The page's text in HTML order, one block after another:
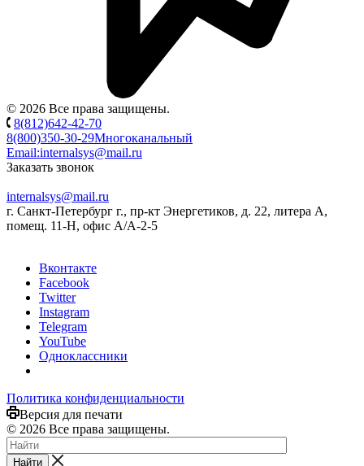
© 2026 Все права защищены.
8(812)642-42-70
8(800)350-30-29Многоканальный
Email:internalsys@mail.ru
Заказать звонок
internalsys@mail.ru
г. Санкт-Петербург г., пр-кт Энергетиков, д. 22, литера А,
помещ. 11-Н, офис А/А-2-5
Вконтакте
Facebook
Twitter
Instagram
Telegram
YouTube
Одноклассники
Политика конфиденциальности
Версия для печати
© 2026 Все права защищены.
Найти